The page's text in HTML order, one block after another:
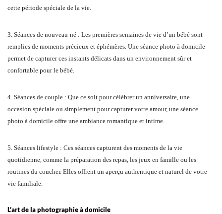
cette période spéciale de la vie.
3. Séances de nouveau-né : Les premières semaines de vie d’un bébé sont
remplies de moments précieux et éphémères. Une séance photo à domicile
permet de capturer ces instants délicats dans un environnement sûr et
confortable pour le bébé.
4. Séances de couple : Que ce soit pour célébrer un anniversaire, une
occasion spéciale ou simplement pour capturer votre amour, une séance
photo à domicile offre une ambiance romantique et intime.
5. Séances lifestyle : Ces séances capturent des moments de la vie
quotidienne, comme la préparation des repas, les jeux en famille ou les
routines du coucher. Elles offrent un aperçu authentique et naturel de votre
vie familiale.
L’art de la photographie à domicile